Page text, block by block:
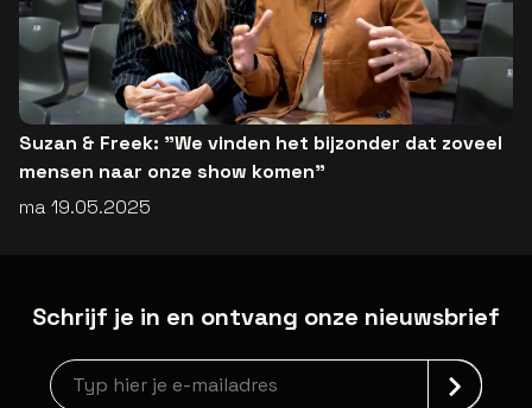
Suzan & Freek: "We vinden het bijzonder dat zoveel
mensen naar onze show komen"
ma 19.05.2025
Schrijf je in en ontvang onze nieuwsbrief
Nieuwsbrief aanmelding